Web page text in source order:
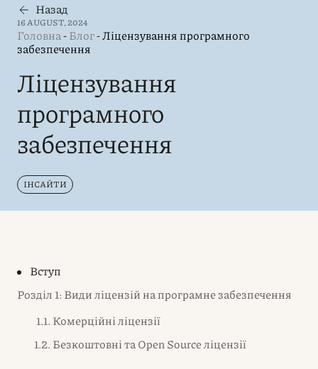
Назад
16 AUGUST, 2024
Головна-Блог-Ліцензування програмного
забезпечення
Ліцензування
програмного
забезпечення
ІНСАЙТИ
Вступ
Розділ 1: Види ліцензій на програмне забезпечення
1.1. Комерційні ліцензії
1.2. Безкоштовні та Open Source ліцензії